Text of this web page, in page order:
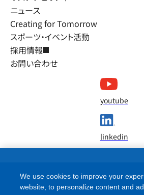
ニュース
Creating for Tomorrow
スポーツ・イベント活動
採用情報
お問い合わせ
youtube
linkedin
We use cookies to improve your
website, to personalize content and